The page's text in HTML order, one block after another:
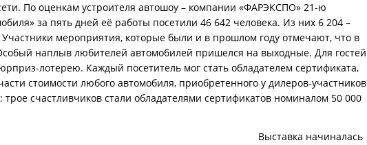
По оценкам устроителя автошоу – компании «ФАРЭКСПО» 21-ю
за пять дней её работы посетили 46 642 человека. Из них 6 204 –
мероприятия, которые были и в прошлом году отмечают, что в
наплыв любителей автомобилей пришелся на выходные. Для гостей
лотерею. Каждый посетитель мог стать обладателем сертификата,
стоимости любого автомобиля, приобретенного у дилеров-участников
счастливчиков стали обладателями сертификатов номиналом 50 000
Выставка начиналась